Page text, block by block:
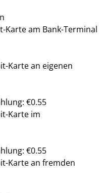
Karte am Bank-Terminal
Karte an eigenen
€0.55
Karte im
€0.55
Karte an fremden